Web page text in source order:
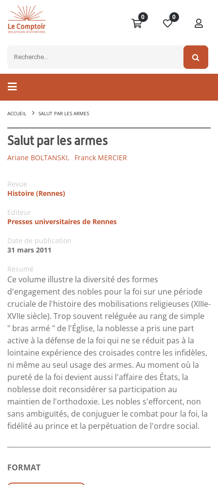
0 0
ACCUEIL SALUT PAR LES ARMES
Salut par les armes
Ariane BOLTANSKI, Franck MERCIER
Revue
Histoire (Rennes)
Editeur
Presses universitaires de Rennes
Date de publication
31 mars 2011
Résumé
Ce volume illustre la diversité des formes
d'engagement des nobles pour la foi sur une période
cruciale de l'histoire des mobilisations religieuses (XIIIe-
XVIIe siècle). Trop souvent reléguée au rang de simple
" bras armé " de l'Église, la noblesse a pris une part
active à la défense de la foi qui ne se réduit pas à la
lointaine expérience des croisades contre les infidèles,
ni même au seul usage des armes. Au moment où la
pureté de la foi devient aussi l'affaire des États, la
noblesse doit reconsidérer sa participation au
maintien de l'orthodoxie. Les nobles s'efforcent, non
sans ambiguïtés, de conjuguer le combat pour la foi, la
fidélité au prince et la perpétuation de l'ordre social.
FORMAT